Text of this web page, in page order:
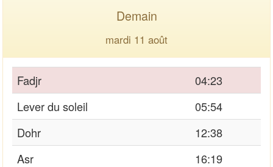
Demain
mardi 11 août
Fadjr
04:23
Lever du soleil
05:54
Dohr
12:38
Asr
16:19